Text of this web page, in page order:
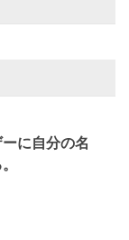
に自分の名